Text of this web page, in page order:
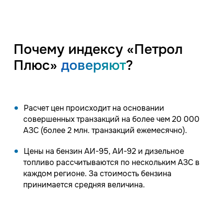
Почему индексу «Петрол
Плюс» доверяют?
Расчет цен происходит на основании
совершенных транзакций на более чем 20 000
АЗС (более 2 млн. транзакций ежемесячно).
Цены на бензин АИ-95, АИ-92 и дизельное
топливо рассчитываются по нескольким АЗС в
каждом регионе. За стоимость бензина
принимается средняя величина.